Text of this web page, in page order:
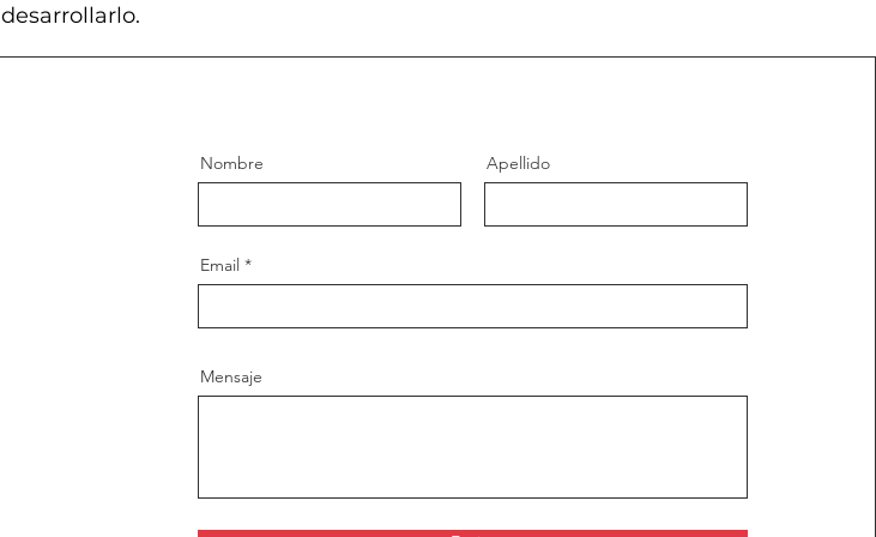
desarrollarlo.
Nombre Apellido
Email
Mensaje